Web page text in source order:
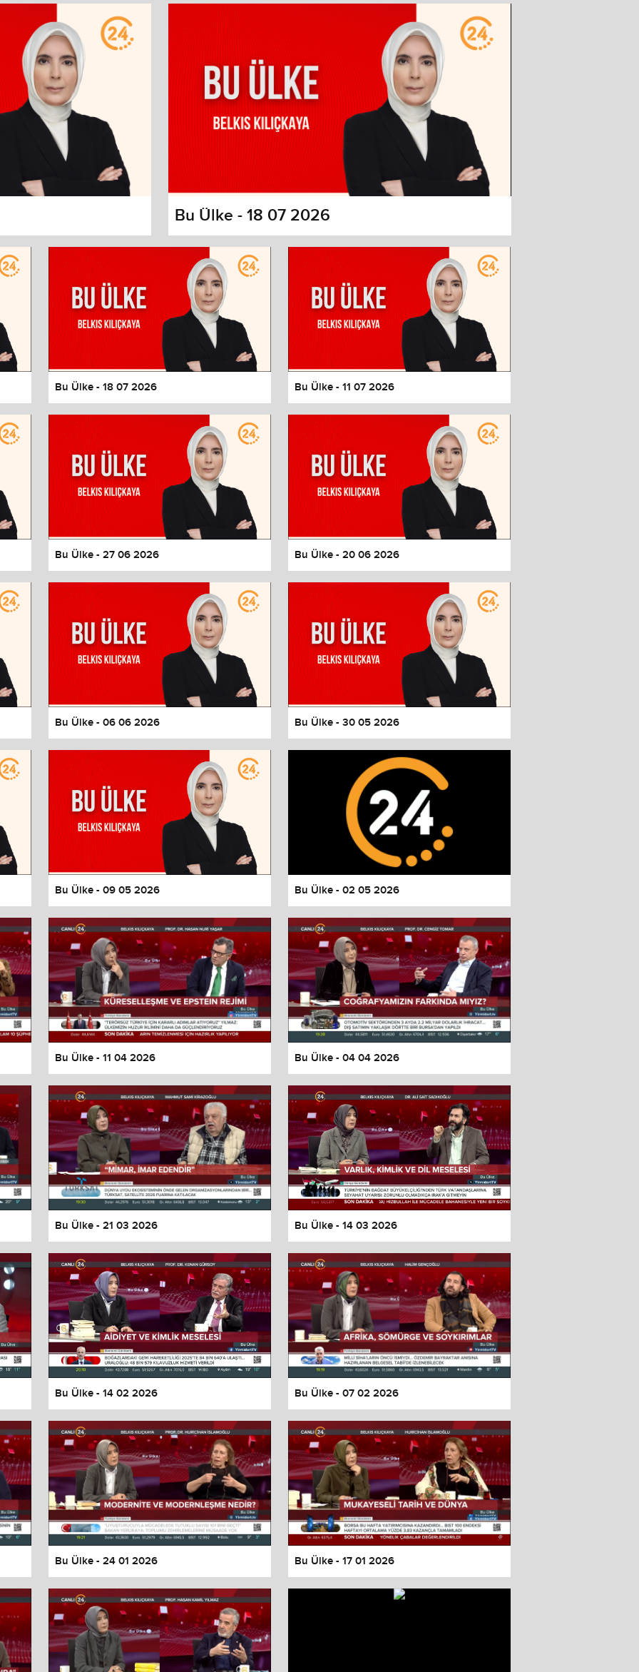
and close the window.
Bu Ülke - 18 07 2026
Bu Ülke - 18 07 2026 Bu Ülke - 11 07 2026
Bu Ülke - 27 06 2026 Bu Ülke - 20 06 2026
Bu Ülke - 06 06 2026 Bu Ülke - 30 05 2026
Bu Ülke - 09 05 2026 Bu Ülke - 02 05 2026
Bu Ülke - 11 04 2026 Bu Ülke - 04 04 2026
Bu Ülke - 21 03 2026 Bu Ülke - 14 03 2026
Bu Ülke - 14 02 2026 Bu Ülke - 07 02 2026
Bu Ülke - 24 01 2026 Bu Ülke - 17 01 2026